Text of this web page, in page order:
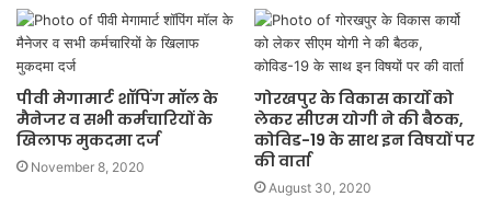
पीवी मेगामार्ट शॉपिंग मॉल के
मैनेजर व सभी कर्मचारियों के
खिलाफ मुकदमा दर्ज
November 8, 2020
गोरखपुर के विकास कार्यो को
लेकर सीएम योगी ने की बैठक,
कोविड-19 के साथ इन विषयों पर
की वार्ता
August 30, 2020